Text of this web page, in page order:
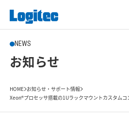
NEWS
お知らせ
HOME お知らせ・サポート情報
Xeon®プロセッサ搭載の1Uラックマウントカスタムコ